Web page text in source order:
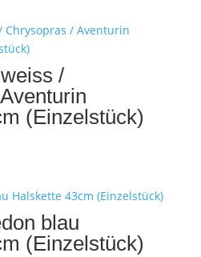
CHF 105.00
/
(Einzelstück)
blau
(Einzelstück)